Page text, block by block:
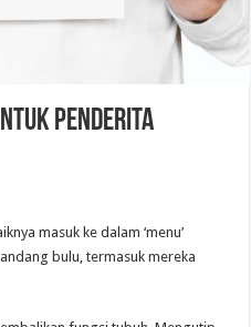
Penderita
masuk ke dalam ‘menu’
bulu, termasuk mereka